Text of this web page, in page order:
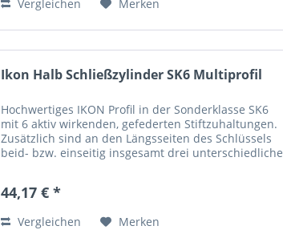
Vergleichen Merken
Ikon Halb Schließzylinder SK6 Multiprofil
Hochwertiges IKON Profil in der Sonderklasse SK6
mit 6 aktiv wirkenden, gefederten Stiftzuhaltungen.
Zusätzlich sind an den Längsseiten des Schlüssels
beid- bzw. einseitig insgesamt drei unterschiedliche
44,17 € *
Vergleichen Merken